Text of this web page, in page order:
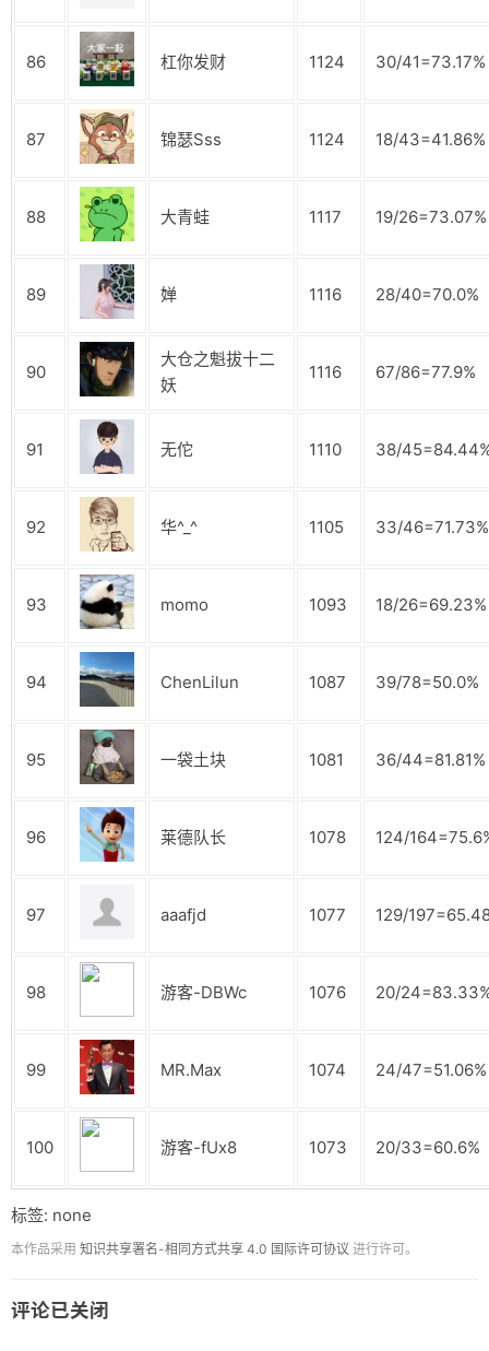
86 杠你发财 1124 30/41=73.17%
87 锦瑟Sss 1124 18/43=41.86%
88 大青蛙 1117 19/26=73.07%
89 婵 1116 28/40=70.0%
90
大仓之魁拔十二
妖
1116 67/86=77.9%
91 无佗 1110 38/
92 华^_^ 1105 33/46=71.73%
93 momo 1093 18/26=69.23%
94 ChenLilun 1087 39/78=50.0%
95 一袋土块 1081 36/44=81.81%
96 莱德队长 1078 124/
97 aaafjd 1077 129/
98 游客-DBWc 1076 20/
99 MR.Max 1074 24/47=51.06%
100 游客-fUx8 1073 20/33=60.6%
标签: none
本作品采用 知识共享署名-相同方式共享 4.0 国际许可协议 进行许可。
评论已关闭